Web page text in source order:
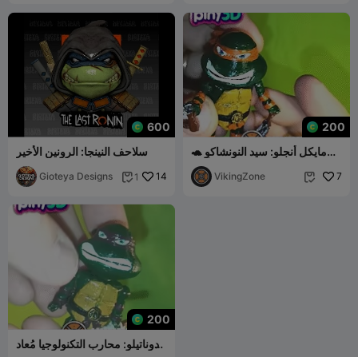
600
سلاحف النينجا: الرونين الأخير
Gioteya Designs  1 14
200
🐢 مايكل أنجلو: سيد النونشاكو
VikingZone  7
200
دوناتيلو: محارب التكنولوجيا مُعاد